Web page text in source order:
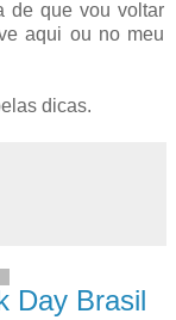
de que vou voltar
aqui ou no meu
dicas.
Day Brasil